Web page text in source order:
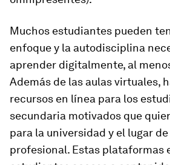
Muchos estudiantes pueden
enfoque y la autodisciplina
aprender digitalmente, al
Además de las aulas virtuales,
recursos en línea para los
secundaria motivados que
para la universidad y el lugar
profesional. Estas plataformas